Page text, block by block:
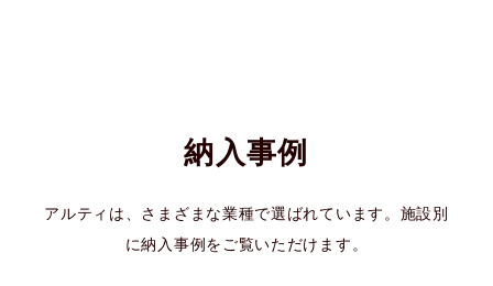
納入事例
アルティは、さまざまな業種で選ばれています。施設別
に納入事例をご覧いただけます。